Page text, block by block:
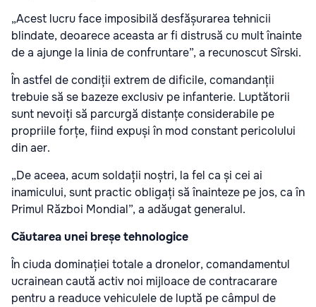
„Acest lucru face imposibilă desfășurarea tehnicii
blindate, deoarece aceasta ar fi distrusă cu mult înainte
de a ajunge la linia de confruntare”, a recunoscut Sîrski.
În astfel de condiții extrem de dificile, comandanții
trebuie să se bazeze exclusiv pe infanterie. Luptătorii
sunt nevoiți să parcurgă distanțe considerabile pe
propriile forțe, fiind expuși în mod constant pericolului
din aer.
„De aceea, acum soldații noștri, la fel ca și cei ai
inamicului, sunt practic obligați să înainteze pe jos, ca în
Primul Război Mondial”, a adăugat generalul.
Căutarea unei breșe tehnologice
În ciuda dominației totale a dronelor, comandamentul
ucrainean caută activ noi mijloace de contracarare
pentru a readuce vehiculele de luptă pe câmpul de